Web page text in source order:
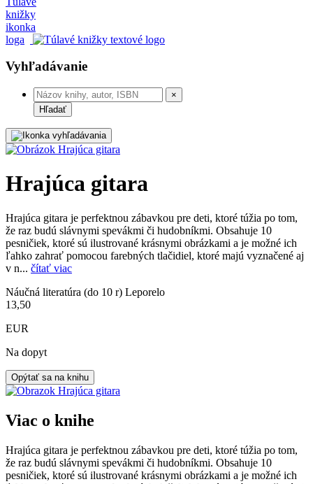
Vyhľadávanie
×
Hľadať
Hrajúca gitara
Hrajúca gitara je perfektnou zábavkou pre deti, ktoré túžia po tom,
že raz budú slávnymi spevákmi či hudobníkmi. Obsahuje 10
pesničiek, ktoré sú ilustrované krásnymi obrázkami a je možné ich
ľahko zahrať pomocou farebných tlačidiel, ktoré majú vyznačené aj
v n... čítať viac
Náučná literatúra (do 10 r) Leporelo
13,50
EUR
Na dopyt
Opýtať sa na knihu
Viac o knihe
Hrajúca gitara je perfektnou zábavkou pre deti, ktoré túžia po tom,
že raz budú slávnymi spevákmi či hudobníkmi. Obsahuje 10
pesničiek, ktoré sú ilustrované krásnymi obrázkami a je možné ich